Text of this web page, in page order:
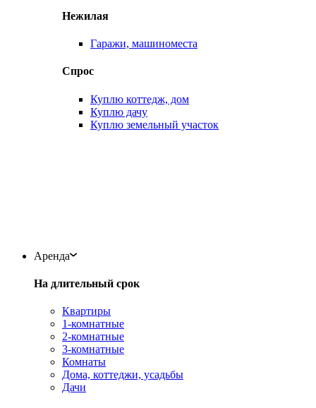
Нежилая
Гаражи, машиноместа
Спрос
Куплю коттедж, дом
Куплю дачу
Куплю земельный участок
Аренда
На длительный срок
Квартиры
1-комнатные
2-комнатные
3-комнатные
Комнаты
Дома, коттеджи, усадьбы
Дачи